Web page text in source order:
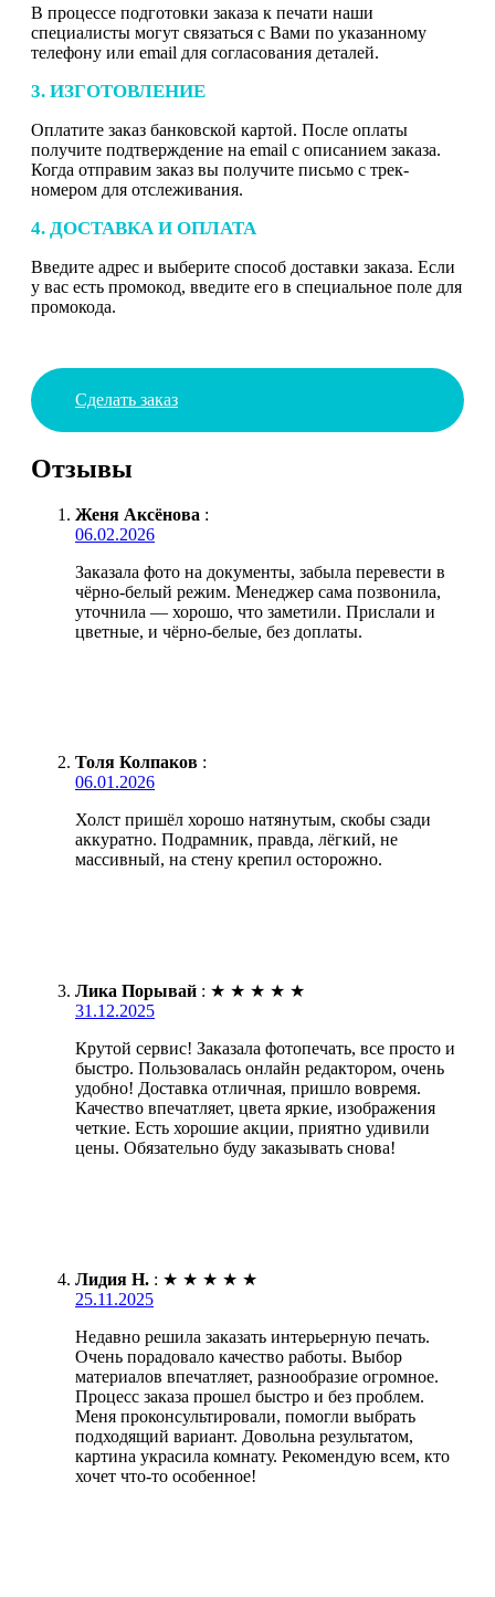
В процессе подготовки заказа к печати наши
специалисты могут связаться с Вами по указанному
телефону или email для согласования деталей.
3. ИЗГОТОВЛЕНИЕ
Оплатите заказ банковской картой. После оплаты
получите подтверждение на email с описанием заказа.
Когда отправим заказ вы получите письмо с трек-
номером для отслеживания.
4. ДОСТАВКА И ОПЛАТА
Введите адрес и выберите способ доставки заказа. Если
у вас есть промокод, введите его в специальное поле для
промокода.
Сделать заказ
Отзывы
Женя Аксёнова :
06.02.2026
Заказала фото на документы, забыла перевести в
чёрно-белый режим. Менеджер сама позвонила,
уточнила — хорошо, что заметили. Прислали и
цветные, и чёрно-белые, без доплаты.
Толя Колпаков :
06.01.2026
Холст пришёл хорошо натянутым, скобы сзади
аккуратно. Подрамник, правда, лёгкий, не
массивный, на стену крепил осторожно.
Лика Порывай : ★ ★ ★ ★ ★
31.12.2025
Крутой сервис! Заказала фотопечать, все просто и
быстро. Пользовалась онлайн редактором, очень
удобно! Доставка отличная, пришло вовремя.
Качество впечатляет, цвета яркие, изображения
четкие. Есть хорошие акции, приятно удивили
цены. Обязательно буду заказывать снова!
Лидия Н. : ★ ★ ★ ★ ★
25.11.2025
Недавно решила заказать интерьерную печать.
Очень порадовало качество работы. Выбор
материалов впечатляет, разнообразие огромное.
Процесс заказа прошел быстро и без проблем.
Меня проконсультировали, помогли выбрать
подходящий вариант. Довольна результатом,
картина украсила комнату. Рекомендую всем, кто
хочет что-то особенное!